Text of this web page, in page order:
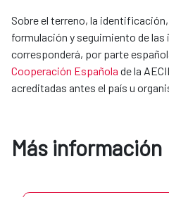
Sobre el terreno, la
formulación y seguimiento de
corresponderá, por parte
Cooperación Española de la
acreditadas antes el país u
Más información